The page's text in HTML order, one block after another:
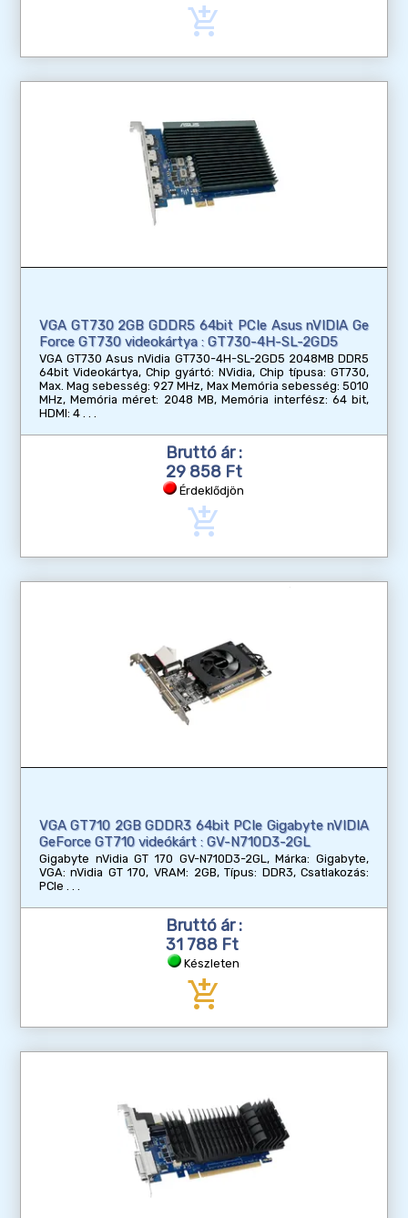
add_shopping_cart
VGA GT730 2GB GDDR5 64bit PCIe Asus nVIDIA Ge
Force GT730 videokártya : GT730-4H-SL-2GD5
VGA GT730 Asus nVidia GT730-4H-SL-2GD5 2048MB DDR5
64bit Videokártya, Chip gyártó: NVidia, Chip típusa: GT730,
Max. Mag sebesség: 927 MHz, Max Memória sebesség: 5010
MHz, Memória méret: 2048 MB, Memória interfész: 64 bit,
HDMI: 4
Bruttó ár :
29 858 Ft
Érdeklődjön
add_shopping_cart
VGA GT710 2GB GDDR3 64bit PCIe Gigabyte nVIDIA
GeForce GT710 videókárt : GV-N710D3-2GL
Gigabyte nVidia GT 170 GV-N710D3-2GL, Márka: Gigabyte,
VGA: nVidia GT 170, VRAM: 2GB, Típus: DDR3, Csatlakozás:
PCIe
Bruttó ár :
31 788 Ft
Készleten
add_shopping_cart